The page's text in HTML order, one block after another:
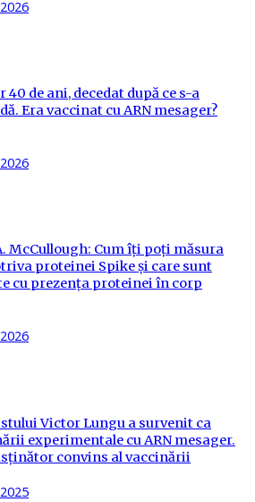
40 de ani, decedat după ce s-a
Era vaccinat cu ARN mesager?
McCullough: Cum îți poți măsura
proteinei Spike și care sunt
cu prezența proteinei în corp
Victor Lungu a survenit ca
experimentale cu ARN mesager.
convins al vaccinării